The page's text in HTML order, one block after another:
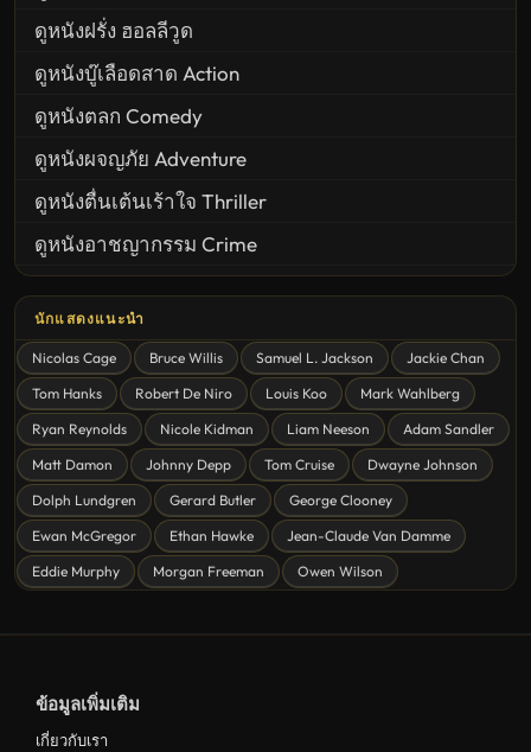
ดูหนังฝรั่ง ฮอลลีวูด
ดูหนังบู๊เลือดสาด Action
ดูหนังตลก Comedy
ดูหนังผจญภัย Adventure
ดูหนังตื่นเต้นเร้าใจ Thriller
ดูหนังอาชญากรรม Crime
ดูหนังสยองขวัญ Horror
ดูหนังโรแมนติก Romance
หนังชีวิต
ดูหนังแฟนตาซี Fantasy
ดูหนังลึกลับ Mystery
ดูหนังอนิเมชั่น Animation
ดูหนังไซไฟ Sci-Fi
ดูหนังญี่ปุ่น Japan
นักแสดงแนะนำ
Nicolas Cage Bruce Willis Samuel L. Jackson
Jackie Chan
Tom Hanks
Robert De Niro Louis Koo
Mark Wahlberg
Ryan Reynolds
Nicole Kidman Liam Neeson
Adam Sandler
Matt Damon
Johnny Depp Tom Cruise
Dwayne Johnson
Dolph Lundgren
Gerard Butler
George Clooney
Ewan McGregor
Ethan Hawke
Jean-Claude Van Damme
Eddie Murphy
Morgan Freeman Owen Wilson
ข้อมูลเพิ่มเติม
เกี่ยวกับเรา